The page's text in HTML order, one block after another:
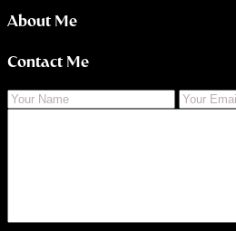
About Me
Contact Me